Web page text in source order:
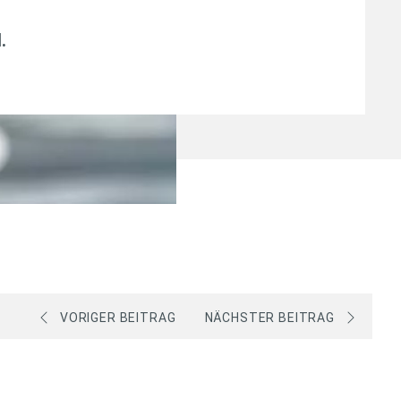
.
VORIGER BEITRAG NÄCHSTER BEITRAG